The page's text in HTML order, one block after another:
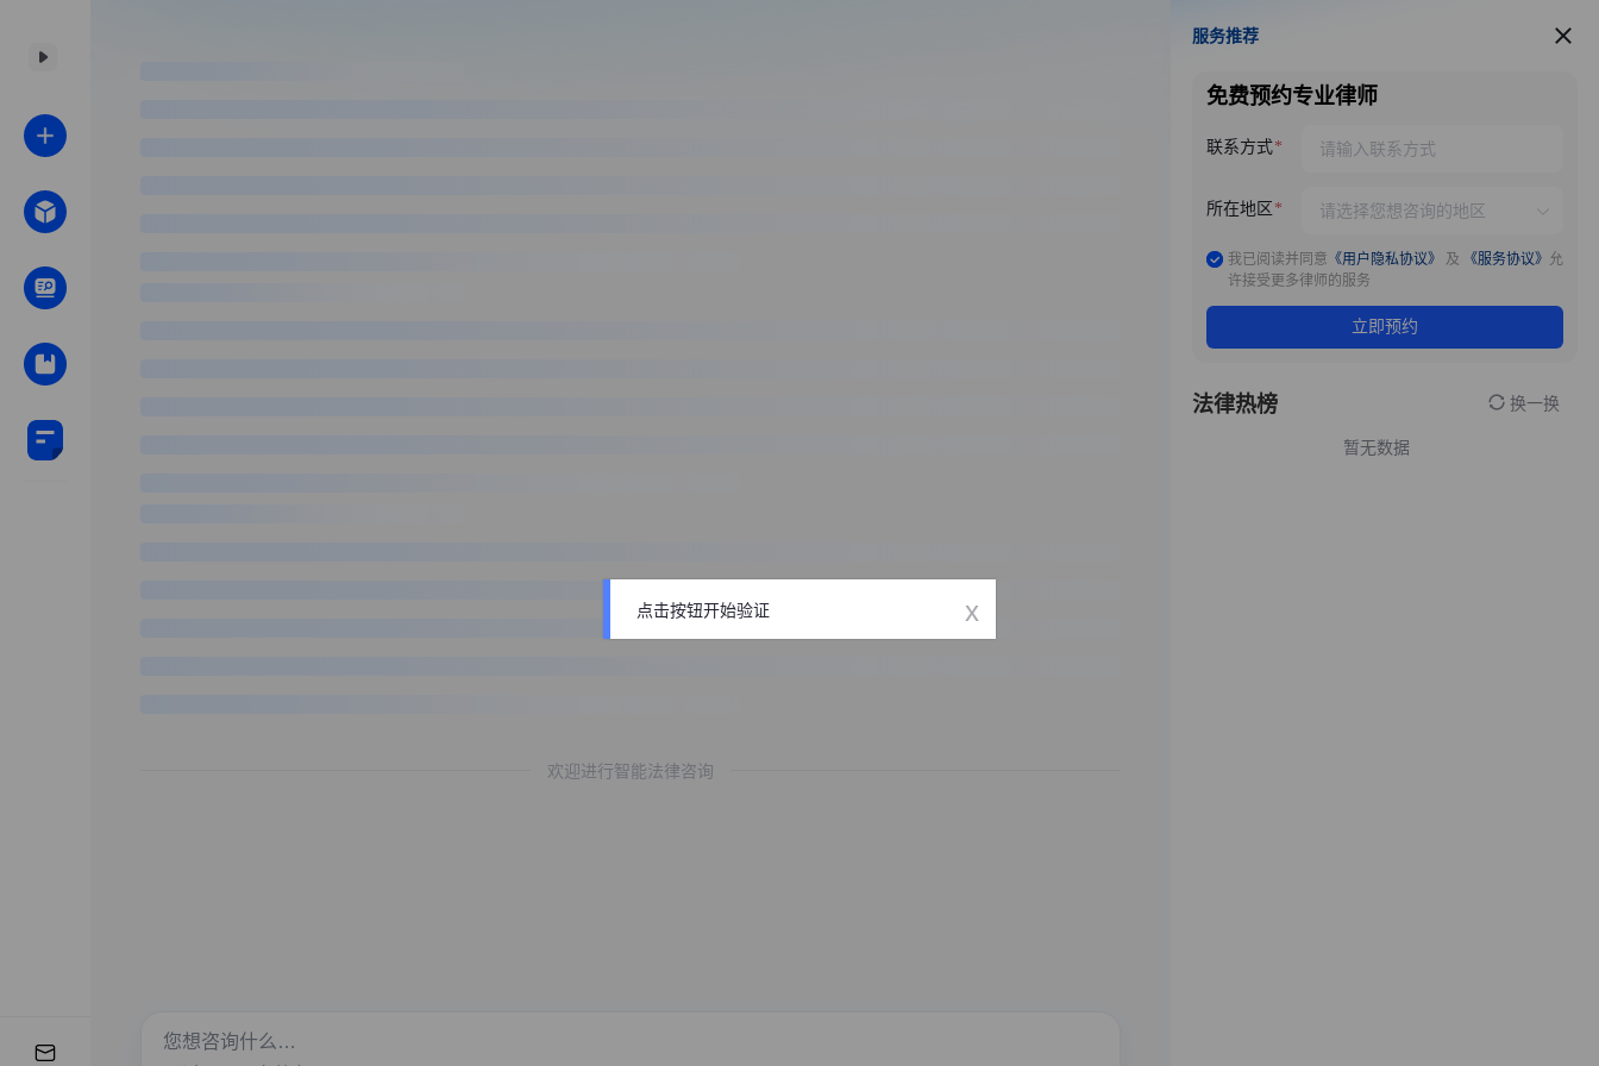
欢迎进行智能法律咨询
服务推荐
服务推荐
免费预约专业律师
联系方式
所在地区
我已阅读并同意 《用户隐私协议》 及 《服务协议》 允
许接受更多律师的服务
立即预约
法律热榜 换一换
暂无数据
点击按钮开始验证 x